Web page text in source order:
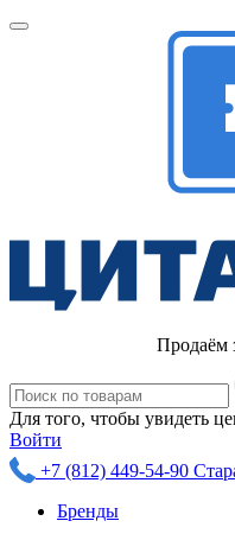
Продаём
Для того, чтобы увидеть
Войти
+7 (812) 449-54-90
Бренды